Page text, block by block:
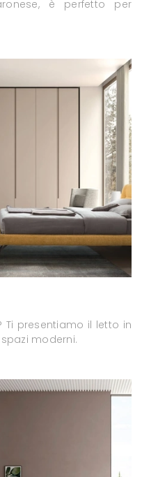
è perfetto per
presentiamo il letto in
moderni.